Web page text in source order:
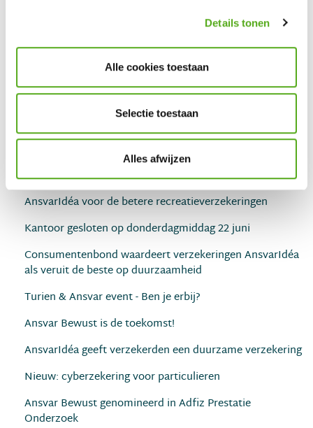
Details tonen
Alle cookies toestaan
Selectie toestaan
Alles afwijzen
Reminder voor vlotte schadeafhandeling: een volledig
Nieuw: preventietips wonen vanaf nu op Ansvar.nl
Extreem noodweer en bosbranden zorgen voor enorme
drukte bij de alarmcentrales
Samen zorgen we voor goede service en snellere
schadeafhandeling na storm Poly!
AnsvarIdéa voor de betere recreatieverzekeringen
Kantoor gesloten op donderdagmiddag 22 juni
Consumentenbond waardeert verzekeringen AnsvarIdéa
als veruit de beste op duurzaamheid
Turien & Ansvar event - Ben je erbij?
Ansvar Bewust is de toekomst!
AnsvarIdéa geeft verzekerden een duurzame verzekering
Nieuw: cyberzekering voor particulieren
Ansvar Bewust genomineerd in Adfiz Prestatie
Onderzoek